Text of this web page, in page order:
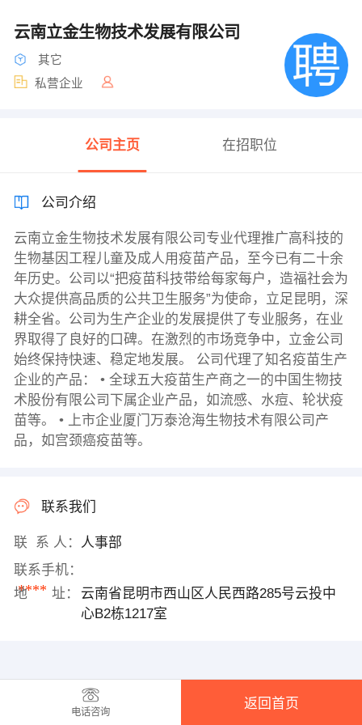
云南立金生物技术发展有限公司
其它
私营企业
公司主页 在招职位
公司介绍
云南立金生物技术发展有限公司专业代理推广高科技的
生物基因工程儿童及成人用疫苗产品，至今已有二十余
年历史。公司以“把疫苗科技带给每家每户，造福社会为
大众提供高品质的公共卫生服务”为使命，立足昆明，深
耕全省。公司为生产企业的发展提供了专业服务，在业
界取得了良好的口碑。在激烈的市场竞争中，立金公司
始终保持快速、稳定地发展。 公司代理了知名疫苗生产
企业的产品： • 全球五大疫苗生产商之一的中国生物技
术股份有限公司下属企业产品，如流感、水痘、轮状疫
苗等。 • 上市企业厦门万泰沧海生物技术有限公司产
品，如宫颈癌疫苗等。
联系我们
联 系 人： 人事部
联系手机：
****
地 址：
云南省昆明市西山区人民西路285号云投中
心B2栋1217室
电话咨询
返回首页